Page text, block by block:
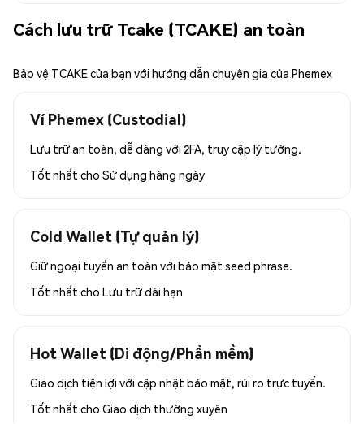
Cách lưu trữ Tcake (TCAKE) an toàn
Bảo vệ TCAKE của bạn với hướng dẫn chuyên gia của Phemex
Ví Phemex (Custodial)
Lưu trữ an toàn, dễ dàng với 2FA, truy cập lý tưởng.
Tốt nhất cho Sử dụng hàng ngày
Cold Wallet (Tự quản lý)
Giữ ngoại tuyến an toàn với bảo mật seed phrase.
Tốt nhất cho Lưu trữ dài hạn
Hot Wallet (Di động/Phần mềm)
Giao dịch tiện lợi với cập nhật bảo mật, rủi ro trực tuyến.
Tốt nhất cho Giao dịch thường xuyên